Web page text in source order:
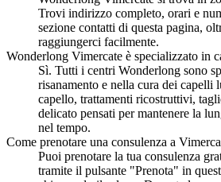
Trovi indirizzo completo, orari e
sezione contatti di questa pagina,
raggiungerci facilmente.
Wonderlong Vimercate è specializzato in
Sì. Tutti i centri Wonderlong sono
risanamento e nella cura dei capelli
capello, trattamenti ricostruttivi,
delicato pensati per mantenere la
nel tempo.
Come prenotare una consulenza a
Puoi prenotare la tua consulenza
tramite il pulsante "Prenota" in